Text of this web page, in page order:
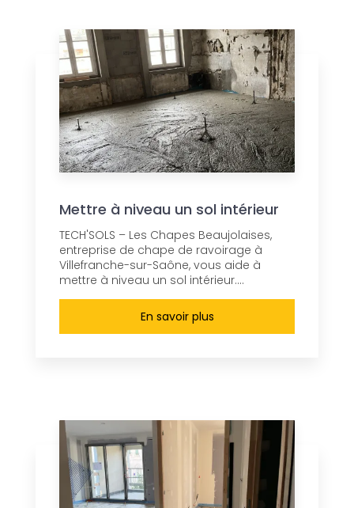
Mettre à niveau un sol intérieur
TECH'SOLS – Les Chapes Beaujolaises,
entreprise de chape de ravoirage à
Villefranche-sur-Saône, vous aide à
mettre à niveau un sol intérieur....
En savoir plus